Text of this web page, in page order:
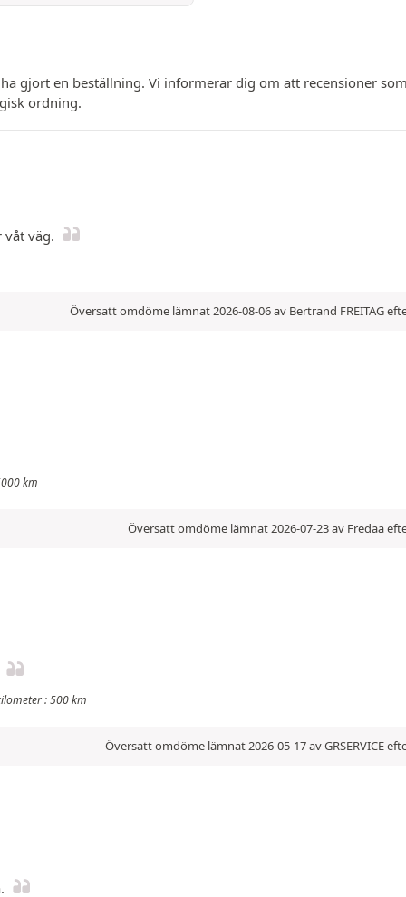
gjort en beställning. Vi informerar dig om att recensioner
ordning.
väg.
Översatt omdöme lämnat 2026-08-06 av Bertrand FREITAG
km
Översatt omdöme lämnat 2026-07-23 av Fredaa
: 500 km
Översatt omdöme lämnat 2026-05-17 av GRSERVICE